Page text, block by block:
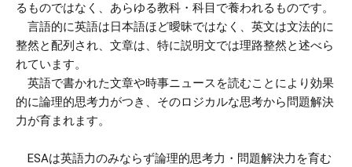
るものではなく、あらゆる教科・科目で養われるものです。
言語的に英語は日本語ほど曖昧ではなく、英文は文法的に
整然と配列され、文章は、特に説明文では理路整然と述べら
れています。
英語で書かれた文章や時事ニュースを読むことにより効果
的に論理的思考力がつき、そのロジカルな思考から問題解決
力が育まれます。
ESAは英語力のみならず論理的思考力・問題解決力を育む